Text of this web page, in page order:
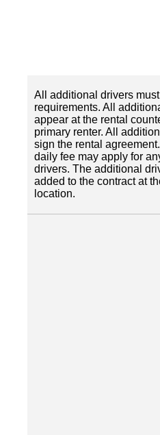
All additional drivers must
requirements. All
appear at the rental
primary renter. All
sign the rental
daily fee may apply for
drivers. The additional
added to the contract at
location.